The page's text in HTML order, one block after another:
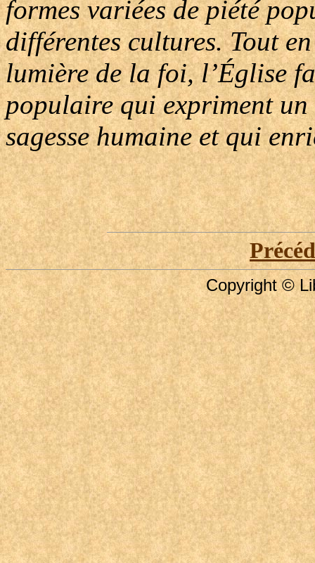
formes variées de piété
différentes cultures. Tout
lumière de la foi, l’Église
populaire qui expriment
sagesse humaine et qui
Copyright ©